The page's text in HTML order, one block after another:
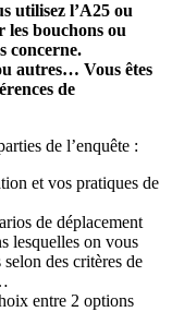
utilisez l’A25 ou
les bouchons ou
concerne.
autres… Vous êtes
de
de l’enquête :
et vos pratiques de
de déplacement
lesquelles on vous
des critères de
entre 2 options